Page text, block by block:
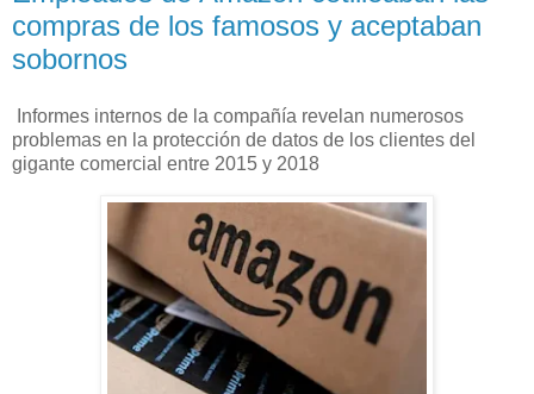
compras de los famosos y aceptaban
sobornos
Informes internos de la compañía revelan numerosos
problemas en la protección de datos de los clientes del
gigante comercial entre 2015 y 2018